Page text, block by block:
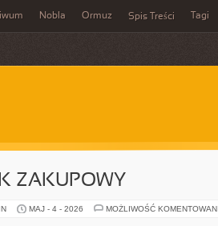
Nobla Ormuz Spis Treści Tagi
ZAKUPOWY
MAJ - 4 - 2026 MOŻLIWOŚĆ